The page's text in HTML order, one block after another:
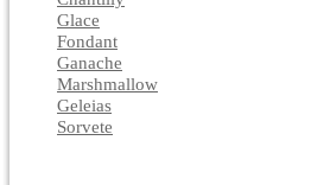
Glace
Fondant
Ganache
Marshmallow
Geleias
Sorvete